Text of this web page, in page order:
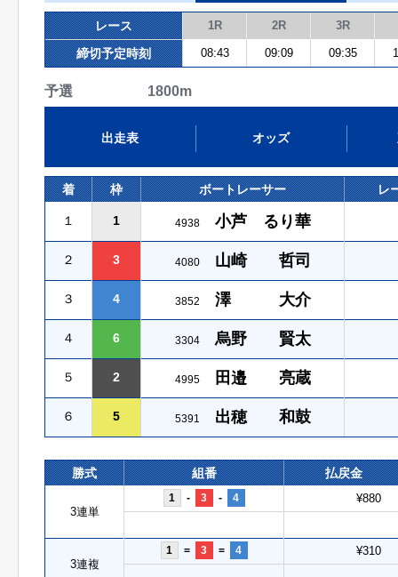
レース 1R 2R 3R
締切予定時刻 08:43 09:09 09:35
予選 1800m
出走表 オッズ
着 枠 ボートレーサー レ
１ 1 4938 小芦 るり華
２ 3 4080 山崎 哲司
３ 4 3852 澤 大介
４ 6 3304 烏野 賢太
５ 2 4995 田邉 亮蔵
６ 5 5391 出穂 和鼓
勝式 組番 払戻金
3連単
1 - 3 - 4 ¥880
3連複
1 = 3 = 4 ¥310